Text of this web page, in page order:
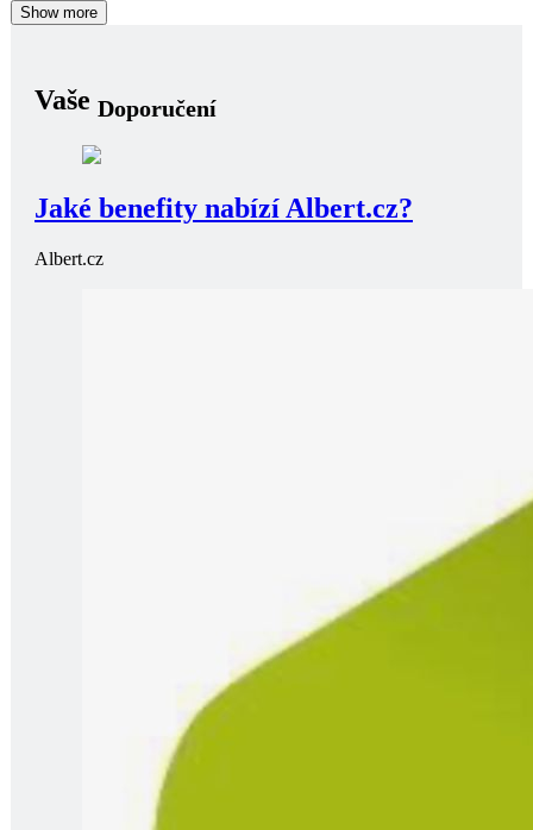
Show more
Vaše Doporučení
Jaké benefity nabízí Albert.cz?
Albert.cz